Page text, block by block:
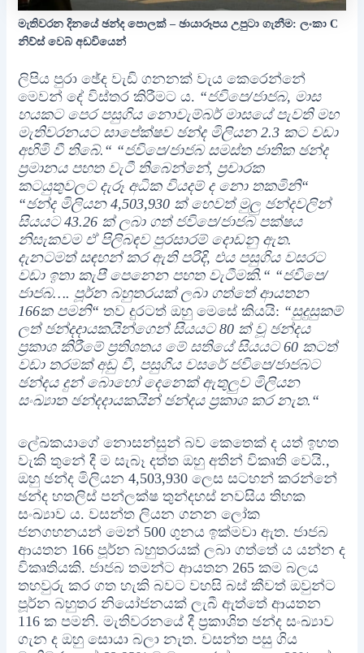
මැතිවරන දිනයේ ඡන්ද පොලක් – ඡායාරූපය උපුටා ගැනීම: ලංකා C
නිව්ස් වෙබ් අඩවියෙන්
ලිපිය පුරා ඡේද වැඩි ගනනක් වැය කෙරෙන්නේ
මෙවන් දේ විස්තර කිරීමට ය. “ජවිපෙ/ජාජබ, මාස
හයකට පෙර පසුගිය නොවැම්බර් මාසයේ පැවති මහ
මැතිවරනයට සාපේක්ෂව ඡන්ද මිලියන 2.3 කට වඩා
අහිමි වී තිබේ.“ “ජවිපෙ/ජාජබ සමස්ත ජාතික ඡන්ද
ප්‍රමානය පහත වැටී තිබෙන්නේ, ප්‍රචාරක
කටයුතුවලට දැරූ අධික වියදම් ද නො තකමිනි“
“ඡන්ද මිලියන 4,503,930 ක් හෙවත් මුලු ඡන්දවලින්
සියයට 43.26 ක් ලබා ගත් ජවිපෙ/ජාජබ පක්ෂය
නිසැකවම ඒ පිලිබඳව පුරසාරම් දොඩනු ඇත.
දැනටමත් සඳහන් කර ඇති පරිදි, එය පසුගිය වසරට
වඩා ඉතා කැපී පෙනෙන පහත වැටීමකි.“ “ජවිපෙ/
ජාජබ…. පූර්න බහුතරයක් ලබා ගත්තේ ආයතන
166ක පමනි“ තව දුරටත් ඔහු මෙසේ කියයි: “සුදුසුකම්
ලත් ඡන්දදායකයින්ගෙන් සියයට 80 ක් වූ ඡන්දය
ප්‍රකාශ කිරීමේ ප්‍රතිශතය මේ සතියේ සියයට 60 කටත්
වඩා තරමක් අඩු වී, පසුගිය වසරේ ජවිපෙ/ජාජබට
ඡන්දය දුන් බොහෝ දෙනෙක් ඇතුලුව මිලියන
සංඛ්‍යාත ඡන්දදායකයින් ඡන්දය ප්‍රකාශ කර නැත.“
ලේඛකයාගේ නොසන්සුන් බව කෙතෙක් ද යත් ඉහත
වැකි තුනේ දී ම සැබෑ දත්ත ඔහු අතින් විකෘති වෙයි.,
ඔහු ඡන්ද මිලියන 4,503,930 ලෙස සටහන් කරන්නේ
ඡන්ද හතලිස් පන්ලක්ෂ තුන්දහස් නවසිය තිහක
සංඛ්‍යාව ය. වසන්ත ලියන ගනන ලෝක
ජනගහනයන් මෙන් 500 ගුනය ඉක්මවා ඇත. ජාජබ
ආයතන 166 පූර්න බහුතරයක් ලබා ගත්තේ ය යන්න ද
විකෘතියකි. ජාජබ තමන්ට ආයතන 265 කම බලය
තහවුරු කර ගත හැකි බවට වහසි බස් කීවත් ඔවුන්ට
පූර්න බහුතර නියෝජනයක් ලැබී ඇත්තේ ආයතන
116 ක පමනි. මැතිවරනයේ දී ප්‍රකාශිත ඡන්ද සංඛ්‍යාව
ගැන ද ඔහු සොයා බලා නැත. වසන්ත පසු ගිය